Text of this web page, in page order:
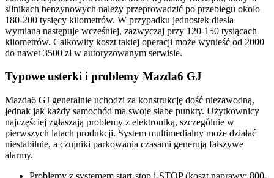
silnikach benzynowych należy przeprowadzić po przebiegu około
180-200 tysięcy kilometrów. W przypadku jednostek diesla
wymiana następuje wcześniej, zazwyczaj przy 120-150 tysiącach
kilometrów. Całkowity koszt takiej operacji może wynieść od 2000
do nawet 3500 zł w autoryzowanym serwisie.
Typowe usterki i problemy Mazda6 GJ
Mazda6 GJ generalnie uchodzi za konstrukcję dość niezawodną,
jednak jak każdy samochód ma swoje słabe punkty. Użytkownicy
najczęściej zgłaszają problemy z elektroniką, szczególnie w
pierwszych latach produkcji. System multimedialny może działać
niestabilnie, a czujniki parkowania czasami generują fałszywe
alarmy.
Problemy z systemem start-stop i-STOP (koszt naprawy: 800-